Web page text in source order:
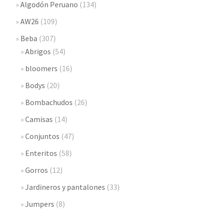
Algodón Peruano (134)
AW26 (109)
Beba (307)
Abrigos (54)
bloomers (16)
Bodys (20)
Bombachudos (26)
Camisas (14)
Conjuntos (47)
Enteritos (58)
Gorros (12)
Jardineros y pantalones (33)
Jumpers (8)